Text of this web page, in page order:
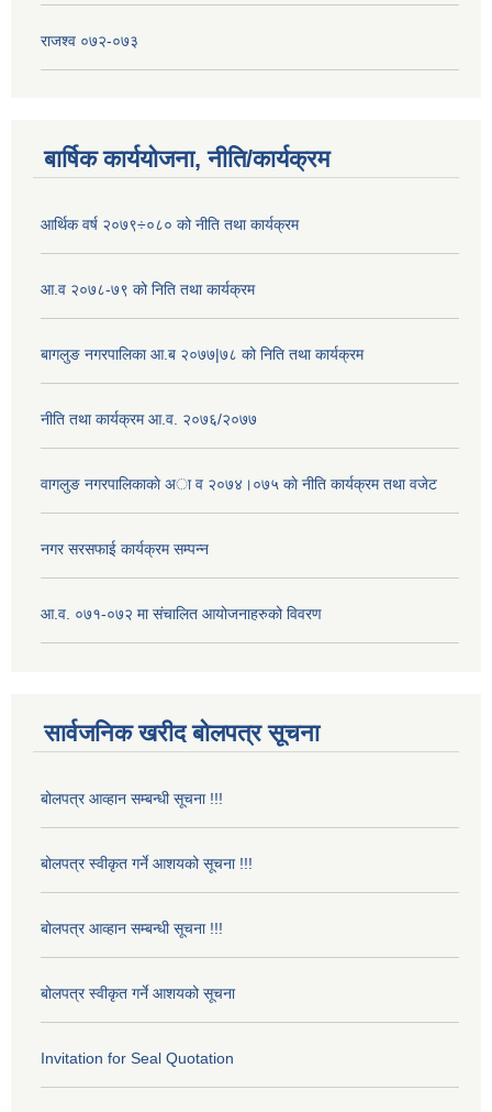
राजश्व ०७२-०७३
बार्षिक कार्ययोजना, नीति/कार्यक्रम
आर्थिक वर्ष २०७९÷०८० को नीति तथा कार्यक्रम
आ.व २०७८-७९ को निति तथा कार्यक्रम
बागलुङ नगरपालिका आ.ब २०७७|७८ को निति तथा कार्यक्रम
नीति तथा कार्यक्रम आ.व. २०७६/२०७७
वागलुङ नगरपालिकाकाे अा‍ व २०७४।०७५ काे नीति कार्यक्रम तथा वजेट
नगर सरसफाई कार्यक्रम सम्पन्न
आ.व. ०७१-०७२ मा संचालित आयोजनाहरुको विवरण
सार्वजनिक खरीद बोलपत्र सूचना
बोलपत्र आव्हान सम्बन्धी सूचना !!!
बोलपत्र स्वीकृत गर्ने आशयको सूचना !!!
बोलपत्र आव्हान सम्बन्धी सूचना !!!
बोलपत्र स्वीकृत गर्ने आशयको सूचना
Invitation for Seal Quotation